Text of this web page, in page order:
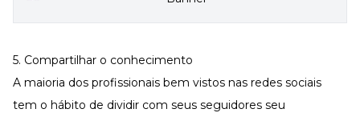
5. Compartilhar o conhecimento
A maioria dos profissionais bem vistos nas redes sociais
tem o hábito de dividir com seus seguidores seu